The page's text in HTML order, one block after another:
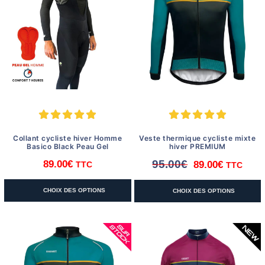
Collant cycliste hiver Homme
Basico Black Peau Gel
89.00€ TTC
CHOIX DES OPTIONS
Ce
produit
plusieurs
variations.
Veste thermique cycliste mixte
hiver PREMIUM
95.00€ Le
95.00€.
89.00€Le
89.00€.
TTC
CHOIX DES OPTIONS
Ce
produit
plusieurs
variations.